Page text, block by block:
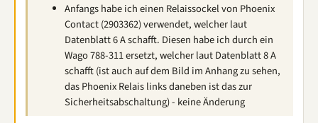
Anfangs habe ich einen Relaissockel von Phoenix
Contact (2903362) verwendet, welcher laut
Datenblatt 6 A schafft. Diesen habe ich durch ein
Wago 788-311 ersetzt, welcher laut Datenblatt 8 A
schafft (ist auch auf dem Bild im Anhang zu sehen,
das Phoenix Relais links daneben ist das zur
Sicherheitsabschaltung) - keine Änderung